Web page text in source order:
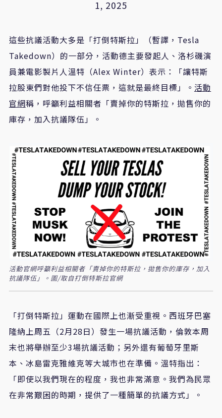
1, 2025
這些抗議活動大多是「打倒特斯拉」（暫譯，Tesla
Takedown）的一部分，活動德主要發起人、洛杉磯演
員兼電影製片人溫特（Alex Winter）表示：「讓特斯
拉股東們對他投下不信任票，這就是最終目標」。 活動
官網稱，呼籲利益相關者「賣掉你的特斯拉，拋售你的
庫存，加入抗議隊伍」。
活動官網呼籲利益相關者「賣掉你的特斯拉，拋售你的庫存，加入
抗議隊伍」。圖/取自打倒特斯拉官網
「打倒特斯拉」運動在國際上也漸受重視。西班牙巴塞
隆納上周五（2月28日）發生一場抗議活動，倫敦本周
末也將舉辦至少3場抗議活動；另外還有葡萄牙里斯
本、冰島雷克雅維克等大城市也在準備。溫特指出：
「即使以我們現在的程度，我也非常滿意。我們為民眾
在非常艱困的時期，提供了一種簡單的抗議方式」。